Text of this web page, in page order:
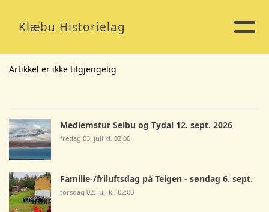
Klæbu Historielag
Artikkel er ikke tilgjengelig
Medlemstur Selbu og Tydal 12. sept. 2026
fredag 03. juli kl. 02:00
Familie-/friluftsdag på Teigen - søndag 6. sept.
torsdag 02. juli kl. 02:00